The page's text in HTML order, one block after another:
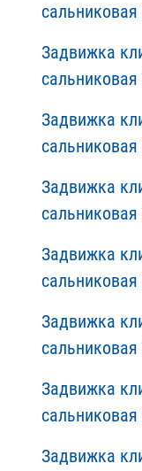
сальниковая
Задвижка
сальниковая
Задвижка
сальниковая
Задвижка
сальниковая
Задвижка
сальниковая
Задвижка
сальниковая
Задвижка
сальниковая
Задвижка